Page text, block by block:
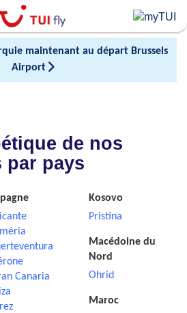
maintenant au départ Brussels
Airport
de nos
par pays
Canaria
Kosovo
Pristina
Macédoine du
Nord
Ohrid
Maroc